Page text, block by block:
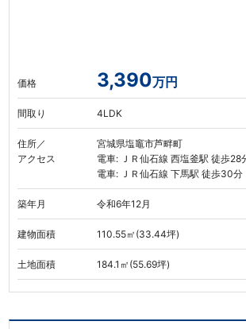
価格 3,390万円
間取り 4LDK
住所／
アクセス
宮城県塩竈市芦畔町
電車: ＪＲ仙石線 西塩釜駅 徒歩28
電車: ＪＲ仙石線 下馬駅 徒歩30分
築年月 令和6年12月
建物面積 110.55㎡(33.44坪)
土地面積 184.1㎡(55.69坪)